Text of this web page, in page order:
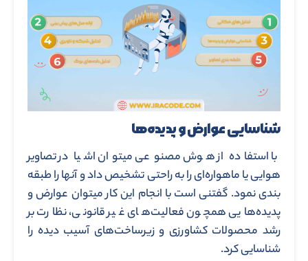
شناسایی عوارض و پدیده‌ها
با استفاده از هوش مصنوعی میتوان اشیا در تصاویر
هوایی یا ماهواره‌ای را به راحتی تشخیص داد و آنها را طبقه
بندی نمود. گفتنی است با انجام این کار میتوان عوارض و
پدیده‌هایی همچون فعالیت‌های غیر قانونی، نظارت بر
رشد محصولات کشاورزی و زیرساخت‌های آسیب دیده را
شناسایی کرد.